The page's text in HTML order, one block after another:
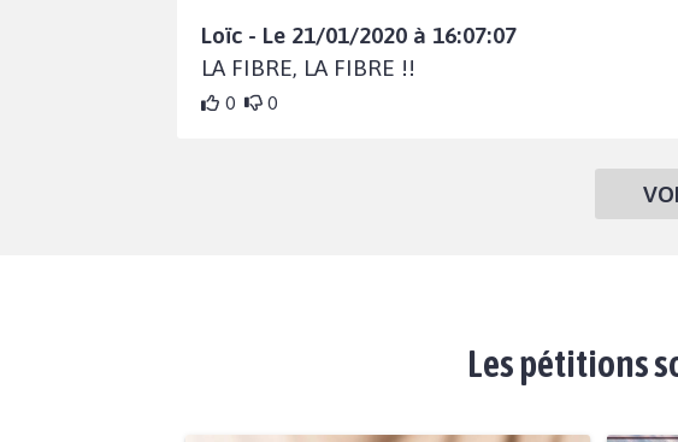
Loïc - Le 21/01/2020 à 16:07:07
LA FIBRE, LA FIBRE !!
0 0
Les pétitions